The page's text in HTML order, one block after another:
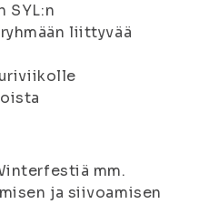
SYL:n
liittyvää
mm.
ja siivoamisen